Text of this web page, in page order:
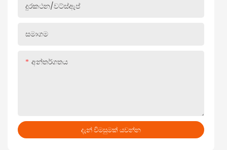
දුරකථන/වට්ස්ඇප්
සමාගම
අන්තර්ගතය
දැන් විමසුමක් යවන්න